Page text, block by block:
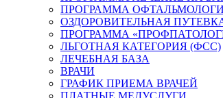
ПРОГРАММА
ОЗДОРОВИТЕЛЬНАЯ
ПРОГРАММА
ЛЬГОТНАЯ КАТЕГОРИЯ (ФСС)
ЛЕЧЕБНАЯ БАЗА
ВРАЧИ
ГРАФИК ПРИЕМА ВРАЧЕЙ
ПЛАТНЫЕ МЕДУСЛУГИ